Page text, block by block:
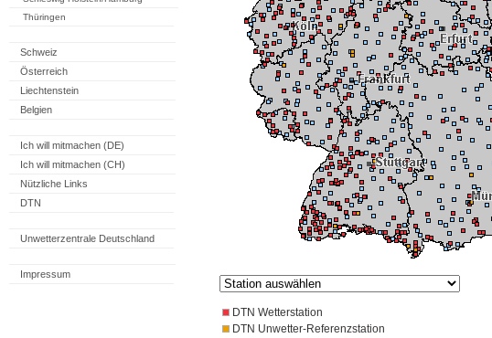
Thüringen
Schweiz
Österreich
Liechtenstein
Belgien
Ich will mitmachen (DE)
Ich will mitmachen (CH)
Nützliche Links
DTN
Unwetterzentrale Deutschland
Impressum
DTN Wetterstation
DTN Unwetter-Referenzstation